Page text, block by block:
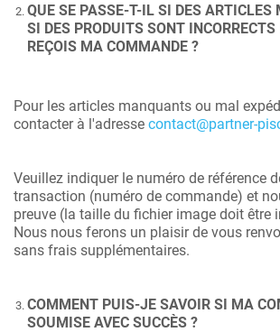
QUE SE PASSE-T-IL SI DES ARTICLES
SI DES PRODUITS SONT INCORRECTS
REÇOIS MA COMMANDE ?
Pour les articles manquants ou mal
contacter à l'adresse contact@partner-
Veuillez indiquer le numéro de référence
transaction (numéro de commande) et
preuve (la taille du fichier image doit être
Nous nous ferons un plaisir de vous
sans frais supplémentaires.
COMMENT PUIS-JE SAVOIR SI MA
SOUMISE AVEC SUCCÈS ?